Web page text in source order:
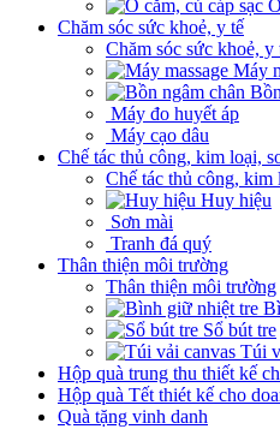
Chăm sóc sức khoẻ, y tế
Chăm sóc sức khoẻ, y
Máy
Máy đo huyết áp
Máy cạo dâu
Chế tác thủ công, kim loại,
Chế tác thủ công, kim
Huy hiệu
Sơn mài
Tranh đá quý
Thân thiện môi trường
Thân thiện môi trường
Sổ bút tre
Túi
Hộp quà trung thu thiết kế
Hộp quà Tết thiét kế cho
Quà tặng vinh danh